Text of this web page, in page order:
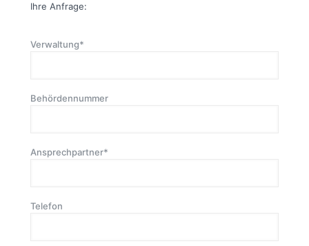
Ihre Anfrage:
Verwaltung*
Behördennummer
Ansprechpartner*
Telefon